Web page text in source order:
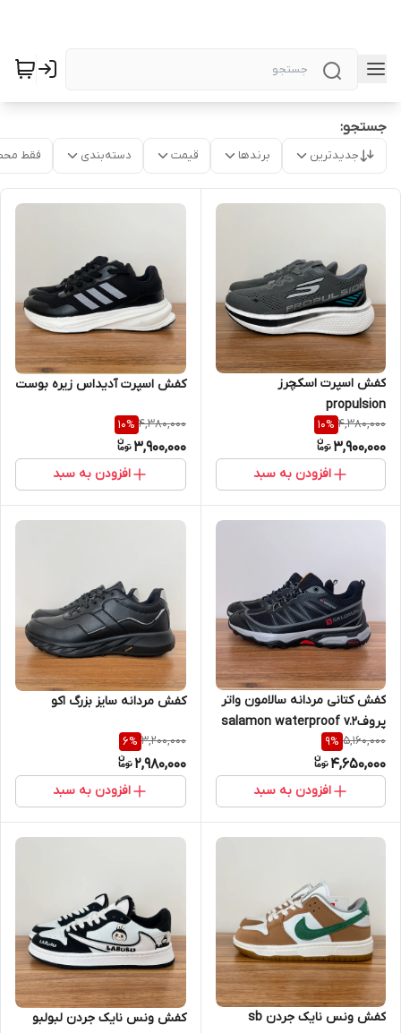
جستجو:
جدیدترین برندها قیمت دسته‌بندی فقط
کفش اسپرت اسکچرز
propulsion
4,380,000
10%
3,900,000
افزودن به سبد
کفش اسپرت آدیداس زیره بوست
4,380,000
10%
3,900,000
افزودن به سبد
کفش کتانی مردانه سالامون واتر
پروفsalamon waterproof v.2
مشکی
5,160,000
9%
4,650,000
افزودن به سبد
کفش مردانه سایز بزرگ اکو
3,200,000
6%
2,980,000
افزودن به سبد
کفش ونس نایک جردن sb کفش ونس نایک جردن لبولبو